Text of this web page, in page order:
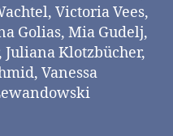
Victoria Vees,
Golias, Mia Gudelj,
Juliana Klotzbücher,
Vanessa